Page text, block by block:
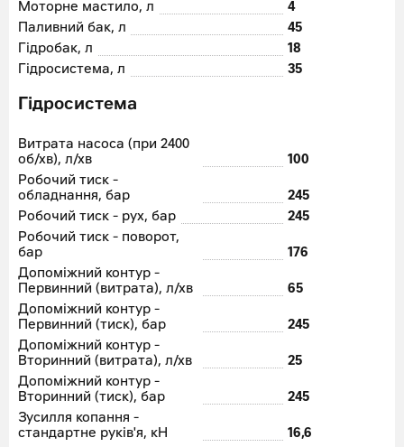
Моторне мастило, л
4
Паливний бак, л
45
Гідробак, л
18
Гідросистема, л
35
Гідросистема
Витрата насоса (при 2400
об/хв), л/хв
100
Робочий тиск -
обладнання, бар
245
Робочий тиск - рух, бар
245
Робочий тиск - поворот,
бар
176
Допоміжний контур -
Первинний (витрата), л/хв
65
Допоміжний контур -
Первинний (тиск), бар
245
Допоміжний контур -
Вторинний (витрата), л/хв
25
Допоміжний контур -
Вторинний (тиск), бар
245
Зусилля копання -
стандартне руків'я, кН
16,6